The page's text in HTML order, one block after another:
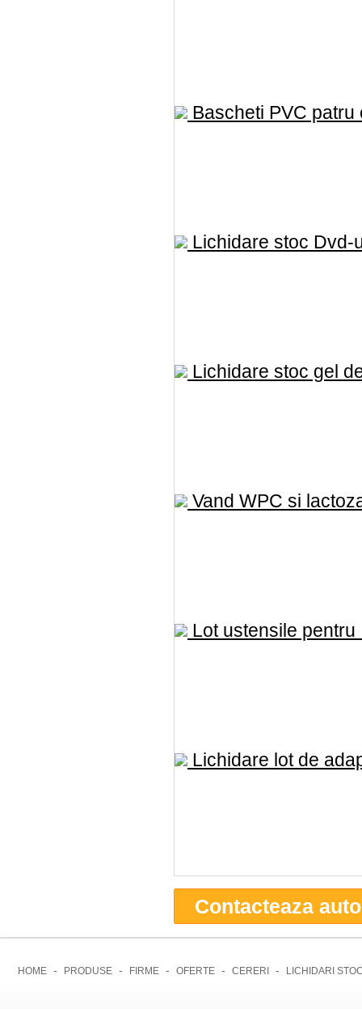
Bascheti PVC patru
Lichidare stoc Dvd-
Lichidare stoc gel
Vand WPC si
Lot ustensile pentru
Lichidare lot de
Contacteaza
HOME - PRODUSE - FIRME - OFERTE - CERERI - LICHIDARI